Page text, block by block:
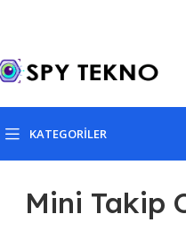
KATEGORİLER
Mini Takip